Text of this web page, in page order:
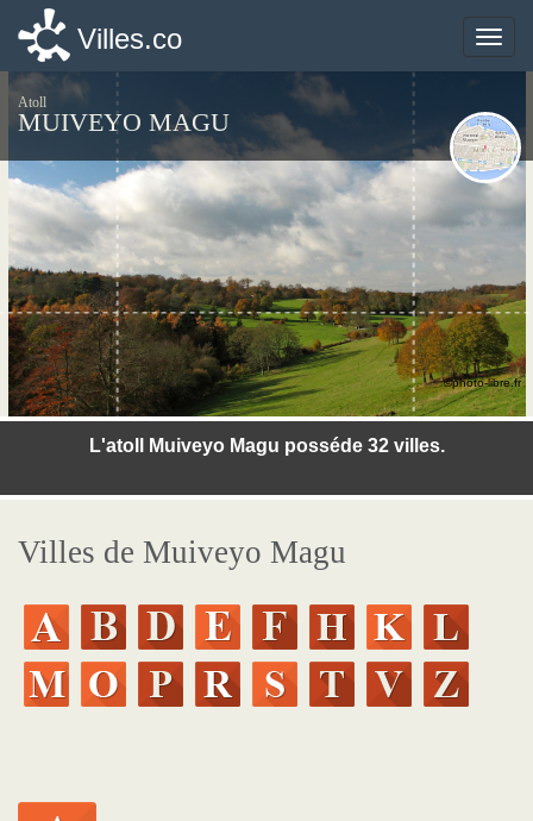
Toggle
Villes.co
Atoll
MUIVEYO MAGU
L'atoll Muiveyo Magu posséde 32 villes.
©photo-libre.fr
Villes de Muiveyo Magu
Toggle
Villes.co